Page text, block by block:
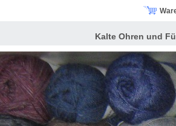
Kalte Ohren und